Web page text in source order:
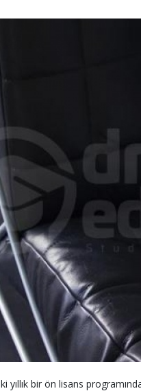
yıllık bir ön lisans